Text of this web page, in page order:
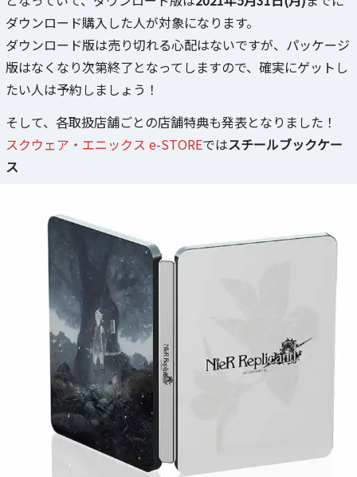
ダウンロード購入した人が対象になります。
ダウンロード版は売り切れる心配はないですが、パッケージ
版はなくなり次第終了となってしますので、確実にゲットし
たい人は予約しましょう！
そして、各取扱店舗ごとの店舗特典も発表となりました！
スクウェア・エニックス e-STOREではスチールブックケー
ス